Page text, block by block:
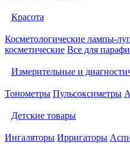
Красота
Косметологические лампы-
косметические Все для
Измерительные и
Тонометры Пульсоксиметры
Детские товары
Ингаляторы Ирригаторы